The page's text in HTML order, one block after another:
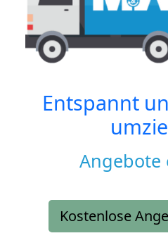
Entspannt
Angebote
Kostenlose